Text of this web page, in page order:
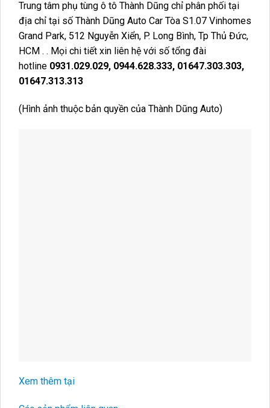
Trung tâm phụ tùng ô tô Thành Dũng chỉ phân phối tại
địa chỉ tại số Thành Dũng Auto Car Tòa S1.07 Vinhomes
Grand Park, 512 Nguyễn Xiển, P. Long Bình, Tp Thủ Đức,
HCM . . Mọi chi tiết xin liên hệ với số tổng đài
hotline 0931.029.029, 0944.628.333, 01647.303.303,
01647.313.313
(Hình ảnh thuộc bản quyền của Thành Dũng Auto)
Xem thêm tại